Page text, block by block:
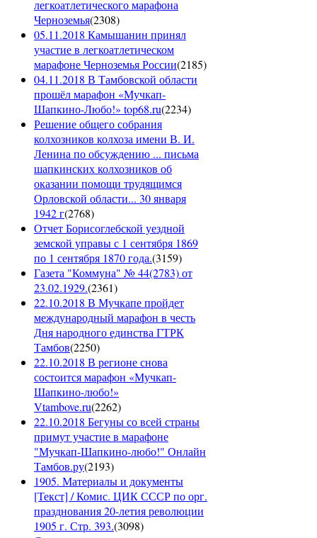
легкоатлетического марафона
Черноземья(2308)
05.11.2018 Камышанин принял
участие в легкоатлетическом
марафоне Черноземья России(2185)
04.11.2018 В Тамбовской области
прошёл марафон «Мучкап-
Шапкино-Любо!» top68.ru(2234)
Решение общего собрания
колхозников колхоза имени В. И.
Ленина по обсуждению ... письма
шапкинских колхозников об
оказании помощи трудящимся
Орловской области... 30 января
1942 г(2768)
Отчет Борисоглебской уездной
земской управы с 1 сентября 1869
по 1 сентября 1870 года.(3159)
Газета "Коммуна" № 44(2783) от
23.02.1929.(2361)
22.10.2018 В Мучкапе пройдет
международный марафон в честь
Дня народного единства ГТРК
Тамбов(2250)
22.10.2018 В регионе снова
состоится марафон «Мучкап-
Шапкино-любо!»
Vtambove.ru(2262)
22.10.2018 Бегуны со всей страны
примут участие в марафоне
"Мучкап-Шапкино-любо!" Онлайн
Тамбов.ру(2193)
1905. Материалы и документы
[Текст] / Комис. ЦИК СССР по орг.
празднования 20-летия революции
1905 г. Стр. 393.(3098)